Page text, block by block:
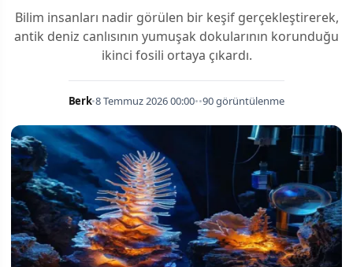
Bilim insanları nadir görülen bir keşif gerçekleştirerek,
antik deniz canlısının yumuşak dokularının korunduğu
ikinci fosili ortaya çıkardı.
Berk•8 Temmuz 2026 00:00••90 görüntülenme